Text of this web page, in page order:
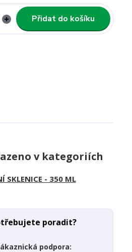
Přidat do košíku
v kategoriích
SKLENICE - 350 ML
poradit?
podpora: